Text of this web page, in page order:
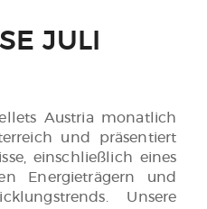
JULI
Austria monatlich
und präsentiert
einschließlich eines
Energieträgern und
Unsere